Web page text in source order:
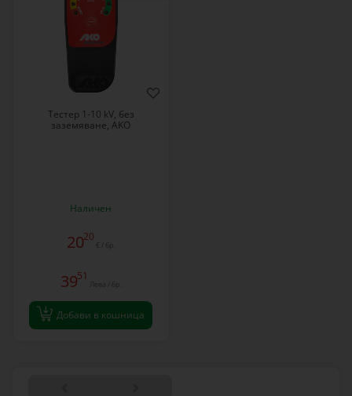
Тестер 1-10 kV, без
заземяване, AKO
Наличен
2020
€ / бр.
3951
Лева / бр.
Добави в кошница